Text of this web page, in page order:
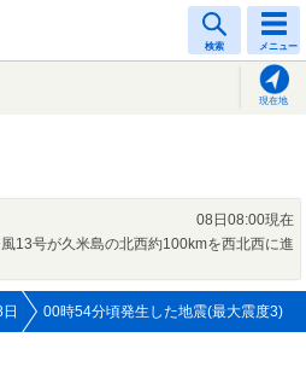
検索 メニュー
現在地
08日08:00現在
13号が久米島の北西約100kmを西北西に進
00時54分頃発生した地震(最大震度3)